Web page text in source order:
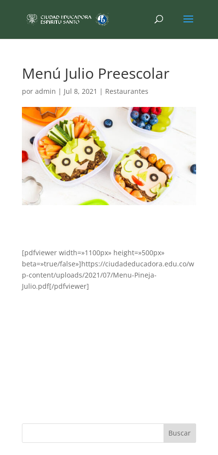
Menú Julio Preescolar
por admin | Jul 8, 2021 | Restaurantes
[pdfviewer width=»1100px» height=»500px»
beta=»true/false»]https://ciudadeducadora.edu.co/w
p-content/uploads/2021/07/Menu-Pineja-
Julio.pdf[/pdfviewer]